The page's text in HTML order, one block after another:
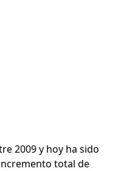
2009 y hoy ha sido
total de